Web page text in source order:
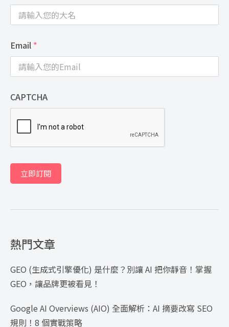
Email *
CAPTCHA
立即訂閱
熱門文章
GEO (生成式引擎優化) 是什麼？別讓 AI 把你靜音！掌握
GEO，讓品牌更被看見！
Google AI Overviews (AIO) 全面解析：AI 摘要改寫 SEO
規則！8 個實戰策略